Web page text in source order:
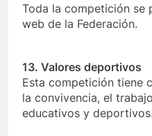
Toda la competición se
web de la Federación.
13. Valores deportivos
Esta competición tiene
la convivencia, el
educativos y deportivos.